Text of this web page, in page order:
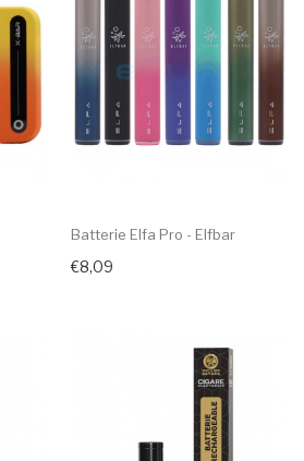
Batterie Elfa Pro - Elfbar
€8,09